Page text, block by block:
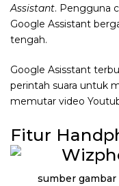
Assistant. Pengguna
Google Assistant
tengah.
Google Asisstant
perintah suara untuk
memutar video
Fitur
sumber gambar :